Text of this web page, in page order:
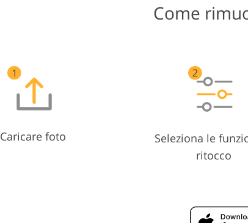
Come
Caricare foto
Seleziona le
ritocco